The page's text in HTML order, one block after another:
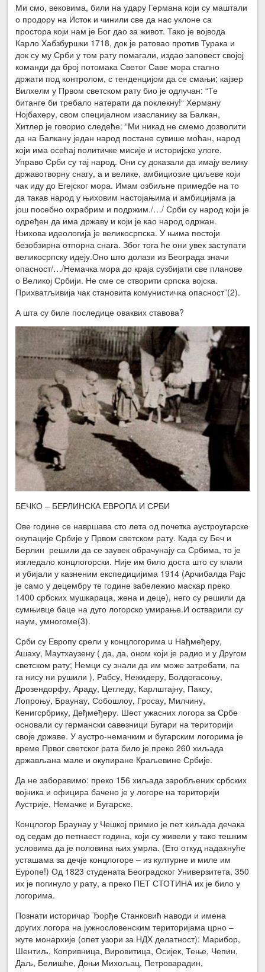
Ми смо, вековима, били на удару Германа који су маштали
о продору на Исток и чинили све да нас уклоне са
простора који нам је Бог дао за живот. Тако је војвода
Карло Хабзбуршки 1718, док је ратовао против Турака и
док су му Срби у том рату помагали, издао заповест својој
команди да број потомака Светог Саве мора стално
држати под контролом, с тенденцијом да се смањи; кајзер
Вилхелм у Првом светском рату био је одлучан: “Те
битанге би требало натерати да поклекну!“ Херману
Нојбахеру, свом специјалном изасланику за Балкан,
Хитлер је говорио следеће: “Ми никад не смемо дозволити
да на Балкану један народ постане сувише моћан, народ
који има осећај политичке мисије и историјске улоге.
Управо Срби су тај народ. Они су доказали да имају велику
државотворну снагу, а и велике, амбициозие циљеве који
чак иду до Егејског мора. Имам озбиљне примедбе на то
да такав народ у њиховим настојањима и амбицијама ја
још посебно охрабрим и подржим./…/ Срби су народ који је
одређен да има државу и који је као народ одржан.
Њихова идеологија је великосрпска. У њима постоји
безобзирна отпорна снага. Због тога ће они увек заступати
великосрпску идеју.Оно што долази из Београда значи
опасност/…/Немачка мора до краја сузбијати све планове
о Великој Србији. Не сме се створити српска војска.
Прихватљивија чак становита комунистичка опасност”(2).
А шта су биле последице оваквих ставова?
БЕЧКО – БЕРЛИНСКА ЕВРОПА И СРБИ
Ове године се навршава сто лета од почетка аустроугарске
окупације Србије у Првом светском рату. Када су Беч и
Берлин решили да се заувек обрачунају са Србима, то је
изгледало концлогорски. Није им било доста што су клали
и убијали у казненим експедицијима 1914 (Арчибалда Рајс
је само у децембру те године забележио маскар преко
1400 србских мушкараца, жена и деце), него су решили да
сумњивце баце на дуго логорско умирање.И остварили су
наум, умногоме(3).
Срби су Европу срели у концлогорима u Нађмеђеру,
Ашаху, Маутхаузену ( да, да, оном који је радио и у Другом
светском рату; Немци су знали да им може затребати, па
га нису ни рушили ), Рабсу, Нежидеру, Болдогасоњу,
Дрозендорфу, Араду, Цегледу, Карлштајну, Паксу,
Лопроњу, Браунау, Собошлоу, Гросау, Милчину,
Кенигсрбрику, Деђмеђеру. Шест ужасних логора за Србе
основали су германски савезници Бугари на територији
своје државе. У аустро-немачким и бугарским логорима је
време Првог светског рата било је преко 260 хиљада
држављана мале и окупиране Краљевине Србије.
Да не заборавимо: преко 156 хиљада заробљених србских
војника и официра бачено је у логоре на територији
Аустрије, Немачке и Бугарске.
Концлогор Браунау у Чешкој примио је пет хиљада дечака
од седам до петнаест година, који су живели у тако тешким
условима да је половина њих умрла. (Ето откуд надахнуће
усташама за дечје концлогоре – из културне и миле им
Еуропе!) Од 1823 студената Београдског Универзитета, 350
их је погинуло у рату, а преко ПЕТ СТОТИНА их је било у
логорима.
Познати историчар Ђорђе Станковић наводи и имена
других логора на јужнословенским територијама црно –
жуте монархије (опет узори за НДХ делатност): Марибор,
Шентиљ, Копривница, Вировитица, Осијек, Тење, Чепин,
Даљ, Белишће, Доњи Михољац, Петроварадин,